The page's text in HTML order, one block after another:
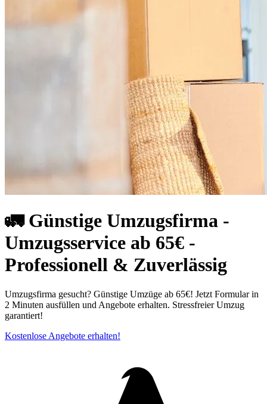
🚛 Günstige Umzugsfirma -
Umzugsservice ab 65€ -
Professionell & Zuverlässig
Umzugsfirma gesucht? Günstige Umzüge ab 65€! Jetzt Formular in
2 Minuten ausfüllen und Angebote erhalten. Stressfreier Umzug
garantiert!
Kostenlose Angebote erhalten!